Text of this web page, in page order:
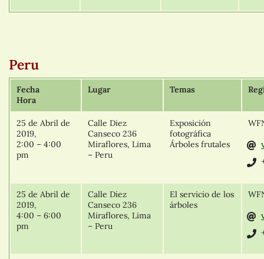
Peru
Fecha
Hora
Lugar Temas
25 de Abril de
2019,
2:00 – 4:00
pm
Calle Diez
Canseco 236
Miraflores, Lima
– Peru
Exposición
fotográfica
Árboles frutales
25 de Abril de
2019,
4:00 – 6:00
pm
Calle Diez
Canseco 236
Miraflores, Lima
– Peru
El servicio de los
árboles